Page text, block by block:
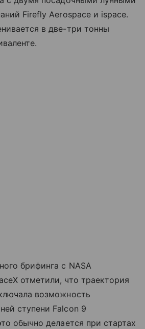
Firefly Aerospace и ispace.
в две-три тонны
брифинга с NASA
отметили, что траектория
возможность
ступени Falcon 9
обычно делается при стартах